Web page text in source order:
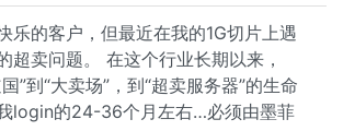
乐的客户，但最近在我的1G切片上遇
超卖问题。 在这个行业长期以来，
”到“大卖场”，到“超卖服务器”的生命
login的24-36个月左右…必须由墨菲